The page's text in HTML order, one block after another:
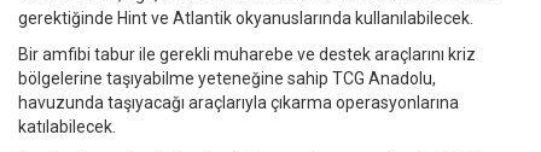
gerektiğinde Hint ve Atlantik okyanuslarında kullanılabilecek.
Bir amfibi tabur ile gerekli muharebe ve destek araçlarını kriz
bölgelerine taşıyabilme yeteneğine sahip TCG Anadolu,
havuzunda taşıyacağı araçlarıyla çıkarma operasyonlarına
katılabilecek.